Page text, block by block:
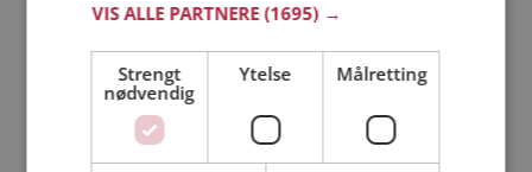
Bli medlem gratis!
Jeg er en:
VIS ALLE PARTNERE(1695) →
Strengt
nødvendig
Ytelse Målretting